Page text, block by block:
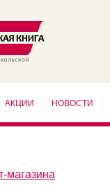
АКЦИИ НОВОСТИ
магазина